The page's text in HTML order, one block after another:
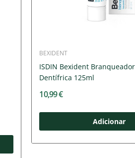
BEXIDENT
ISDIN Bexident
Dentífrica 125ml
10,99 €
Adicionar